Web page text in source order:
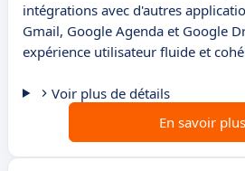
intégrations avec d'autres
Gmail, Google Agenda et Google
expérience utilisateur fluide et
Voir plus de détails
En savoir plus